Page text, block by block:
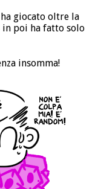
giocato oltre la
poi ha fatto solo
insomma!